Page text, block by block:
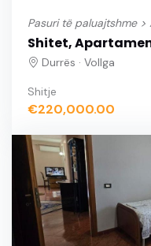
Pasuri të paluajtshme >
Shitet,
Durrës · Vollga
Shitje
€220,000.00